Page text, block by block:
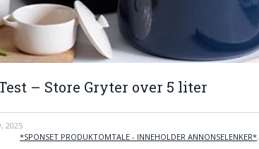
– Store Gryter over 5 liter
2025
*SPONSET PRODUKTOMTALE - INNEHOLDER ANNONSELENKER*,